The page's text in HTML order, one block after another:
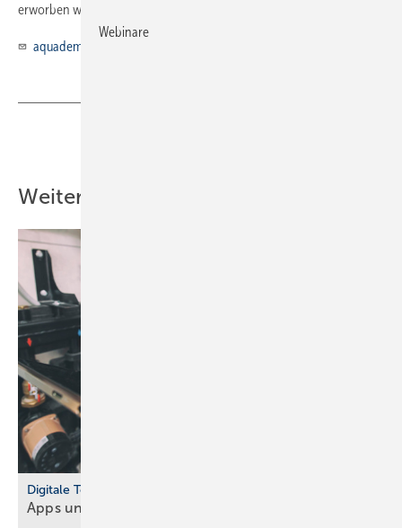
erworben werden: Telefon (0 78 36) 51-32 72 oder E-Mail an
aquademie@hansgrohe.com
Weitere Inhalte
Digitale Tools
Apps und Soft­ware für Hand­werker und
Webinare